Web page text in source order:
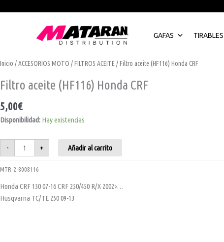
GAFAS TIRABLES
Inicio /ACCESORIOS MOTO /FILTROS ACEITE / Filtro aceite (HF116) Honda CRF
Filtro aceite (HF116) Honda CRF
5,00€
Disponibilidad: Hay existencias
-
Filtro
aceite
Honda
CRF
+ Añadir al carrito
MTR-2-8008116
Honda CRF 150 07-16 CRF 250/450 R/X 2002>…
Husqvarna TC/TE 250 09-13
Este
tiene
se
pueden
Kit
salida
KTM/Husqvarna/GasGas
cantidad
Protector
espuma
cantidad
Protector
espuma
MX
cantidad